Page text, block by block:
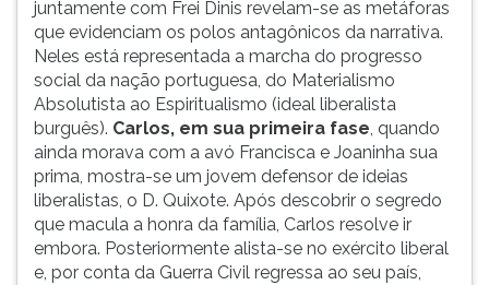
juntamente com Frei Dinis revelam-se as metáforas
que evidenciam os polos antagônicos da narrativa.
Neles está representada a marcha do progresso
social da nação portuguesa, do Materialismo
Absolutista ao Espiritualismo (ideal liberalista
burguês). Carlos, em sua primeira fase, quando
ainda morava com a avó Francisca e Joaninha sua
prima, mostra-se um jovem defensor de ideias
liberalistas, o D. Quixote. Após descobrir o segredo
que macula a honra da família, Carlos resolve ir
embora. Posteriormente alista-se no exército liberal
e, por conta da Guerra Civil regressa ao seu país,